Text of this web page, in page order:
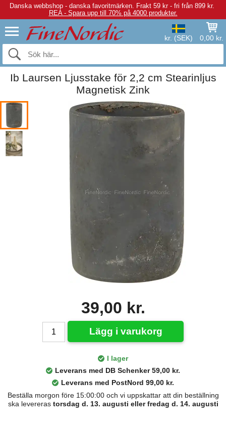
Danska webbshop - danska favoritmärken. Frakt 59 kr - fri från 899 kr.
REA - Spara upp till 70% på 4000 produkter.
kr. (SEK) 0,00 kr.
Ib Laursen Ljusstake för 2,2 cm Stearinljus
Magnetisk Zink
39,00 kr.
Lägg i varukorg
I lager
Leverans med DB Schenker 59,00 kr.
Leverans med PostNord 99,00 kr.
Beställa morgon före 15:00:00 och vi uppskattar att din beställning
ska levereras torsdag d. 13. augusti eller fredag d. 14. augusti